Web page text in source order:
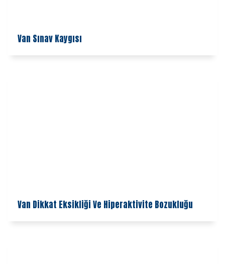
Van Sınav Kaygısı
Van Dikkat Eksikliği Ve Hiperaktivite Bozukluğu